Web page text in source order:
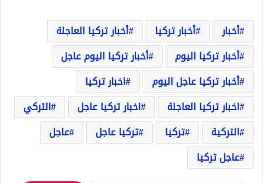
أخبار أخبار تركيا
أخبار تركيا العاجلة
أخبار تركيا اليوم
أخبار تركيا اليوم عاجل
أخبار تركيا عاجل اليوم
اخبار تركيا
اخبار تركيا العاجلة
اخبار تركيا عاجل
التركي
التركية
تركيا تركيا عاجل
عاجل
عاجل تركيا